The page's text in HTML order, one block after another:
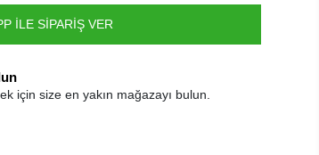
İLE SİPARİŞ VER
için size en yakın mağazayı bulun.